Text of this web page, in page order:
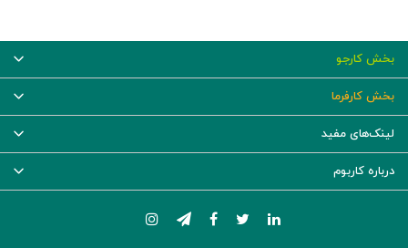
بخش کارجو
بخش کارفرما
لینک‌های مفید
درباره کاربوم